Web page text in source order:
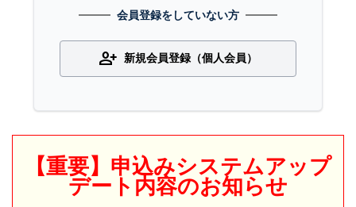
会員登録をしていない方
person_add 新規会員登録（個人会員）
【重要】申込みシステムアップ
デート内容のお知らせ